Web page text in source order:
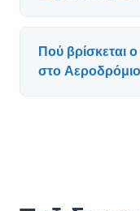
Πού βρίσκεται
στο